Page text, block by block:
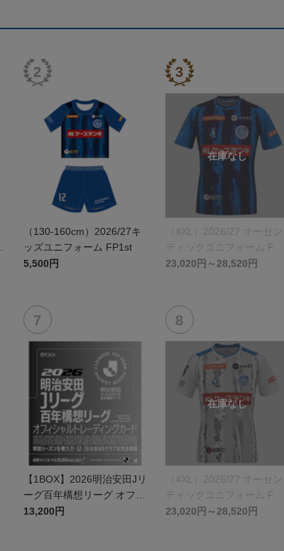
（130-160cm）2026/27キ
ッズユニフォーム FP1st
5,500円
（4XL）2026/27 オーセン
ティックユニフォーム FP 1
st
23,020円～28,520円
【1BOX】2026明治安田Jリ
ーグ百年構想リーグ オフィ
シャルトレーディングカー
13,200円
（4XL）2026/27 オーセン
ティックユニフォーム FP 2
nd
23,020円～28,520円